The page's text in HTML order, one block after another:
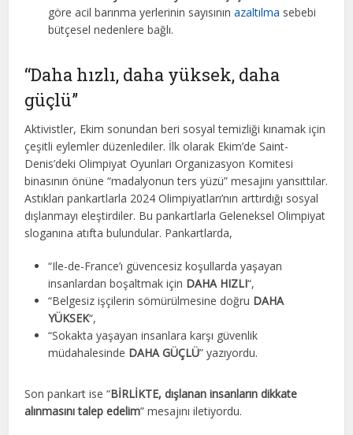
göre acil barınma yerlerinin sayısınınazaltılma sebebi
bütçesel nedenlere bağlı.
“Daha hızlı, daha yüksek, daha
güçlü”
Aktivistler, Ekim sonundan beri sosyal temizliği kınamak için
çeşitli eylemler düzenlediler. İlk olarak Ekim’de Saint-
Denis’deki Olimpiyat Oyunları Organizasyon Komitesi
binasının önüne “madalyonun ters yüzü” mesajını yansıttılar.
Astıkları pankartlarla 2024 Olimpiyatları’nın arttırdığı sosyal
dışlanmayı eleştirdiler. Bu pankartlarla Geleneksel Olimpiyat
sloganına atıfta bulundular. Pankartlarda,
“Ile-de-France’ı güvencesiz koşullarda yaşayan
insanlardan boşaltmak için DAHA HIZLI“,
“Belgesiz işçilerin sömürülmesine doğru DAHA
YÜKSEK“,
“Sokakta yaşayan insanlara karşı güvenlik
müdahalesinde DAHA GÜÇLÜ” yazıyordu.
Son pankart ise “BİRLİKTE, dışlanan insanların dikkate
alınmasını talep edelim” mesajını iletiyordu.